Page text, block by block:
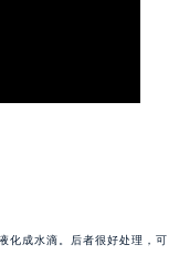
成水滴。后者很好处理，可